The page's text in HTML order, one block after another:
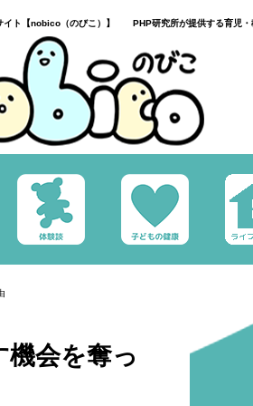
イト【nobico（のびこ）】 PHP研究所が提供する育児・
会を奪っ